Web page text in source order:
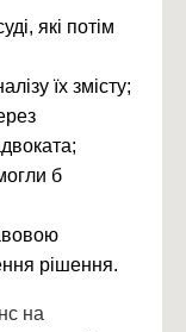
які потім
їх змісту;
б
рішення.
на